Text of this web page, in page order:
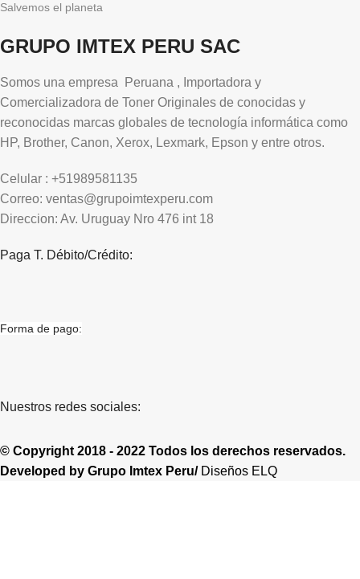
Salvemos el planeta
GRUPO IMTEX PERU SAC
Somos una empresa Peruana , Importadora y
Comercializadora de Toner Originales de conocidas y
reconocidas marcas globales de tecnología informática como
HP, Brother, Canon, Xerox, Lexmark, Epson y entre otros.
Celular : +51989581135
Correo: ventas@grupoimtexperu.com
Direccion: Av. Uruguay Nro 476 int 18
Paga T. Débito/Crédito:
Forma de pago:
Nuestros redes sociales:
© Copyright 2018 - 2022 Todos los derechos reservados.
Developed by Grupo Imtex Peru/ Diseños ELQ